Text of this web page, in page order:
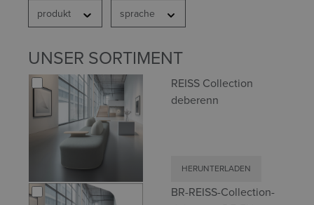
produkt sprache
UNSER SORTIMENT
REISS Collection
deberenn
HERUNTERLADEN
BR-REISS-Collection-